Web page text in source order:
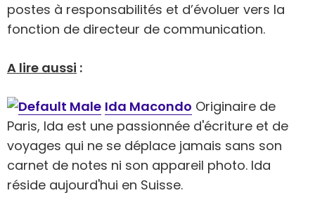
postes à responsabilités et d’évoluer vers la
fonction de directeur de communication.
A lire aussi :
Ida Macondo Originaire de
Paris, Ida est une passionnée d'écriture et de
voyages qui ne se déplace jamais sans son
carnet de notes ni son appareil photo. Ida
réside aujourd'hui en Suisse.